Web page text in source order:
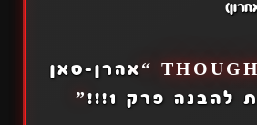
אהרן-סאן
להבנה פרק 1!!!
”